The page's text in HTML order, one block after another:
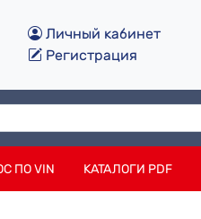
Личный кабинет
Регистрация
ПО VIN КАТАЛОГИ PDF